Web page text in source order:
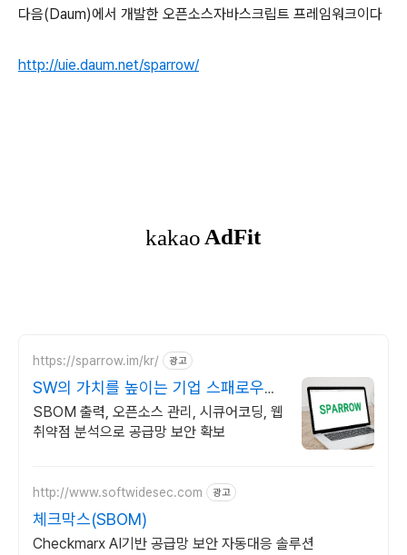
다음(Daum)에서 개발한 오픈소스자바스크립트 프레임워크이다
http://uie.daum.net/sparrow/
https://sparrow.im/kr/ 광고
SW의 가치를 높이는 기업 스패로우가
함께 합니다
SBOM 출력, 오픈소스 관리, 시큐어코딩, 웹
취약점 분석으로 공급망 보안 확보
http://www.softwidesec.com 광고
체크막스(SBOM)
Checkmarx AI기반 공급망 보안 자동대응 솔루션